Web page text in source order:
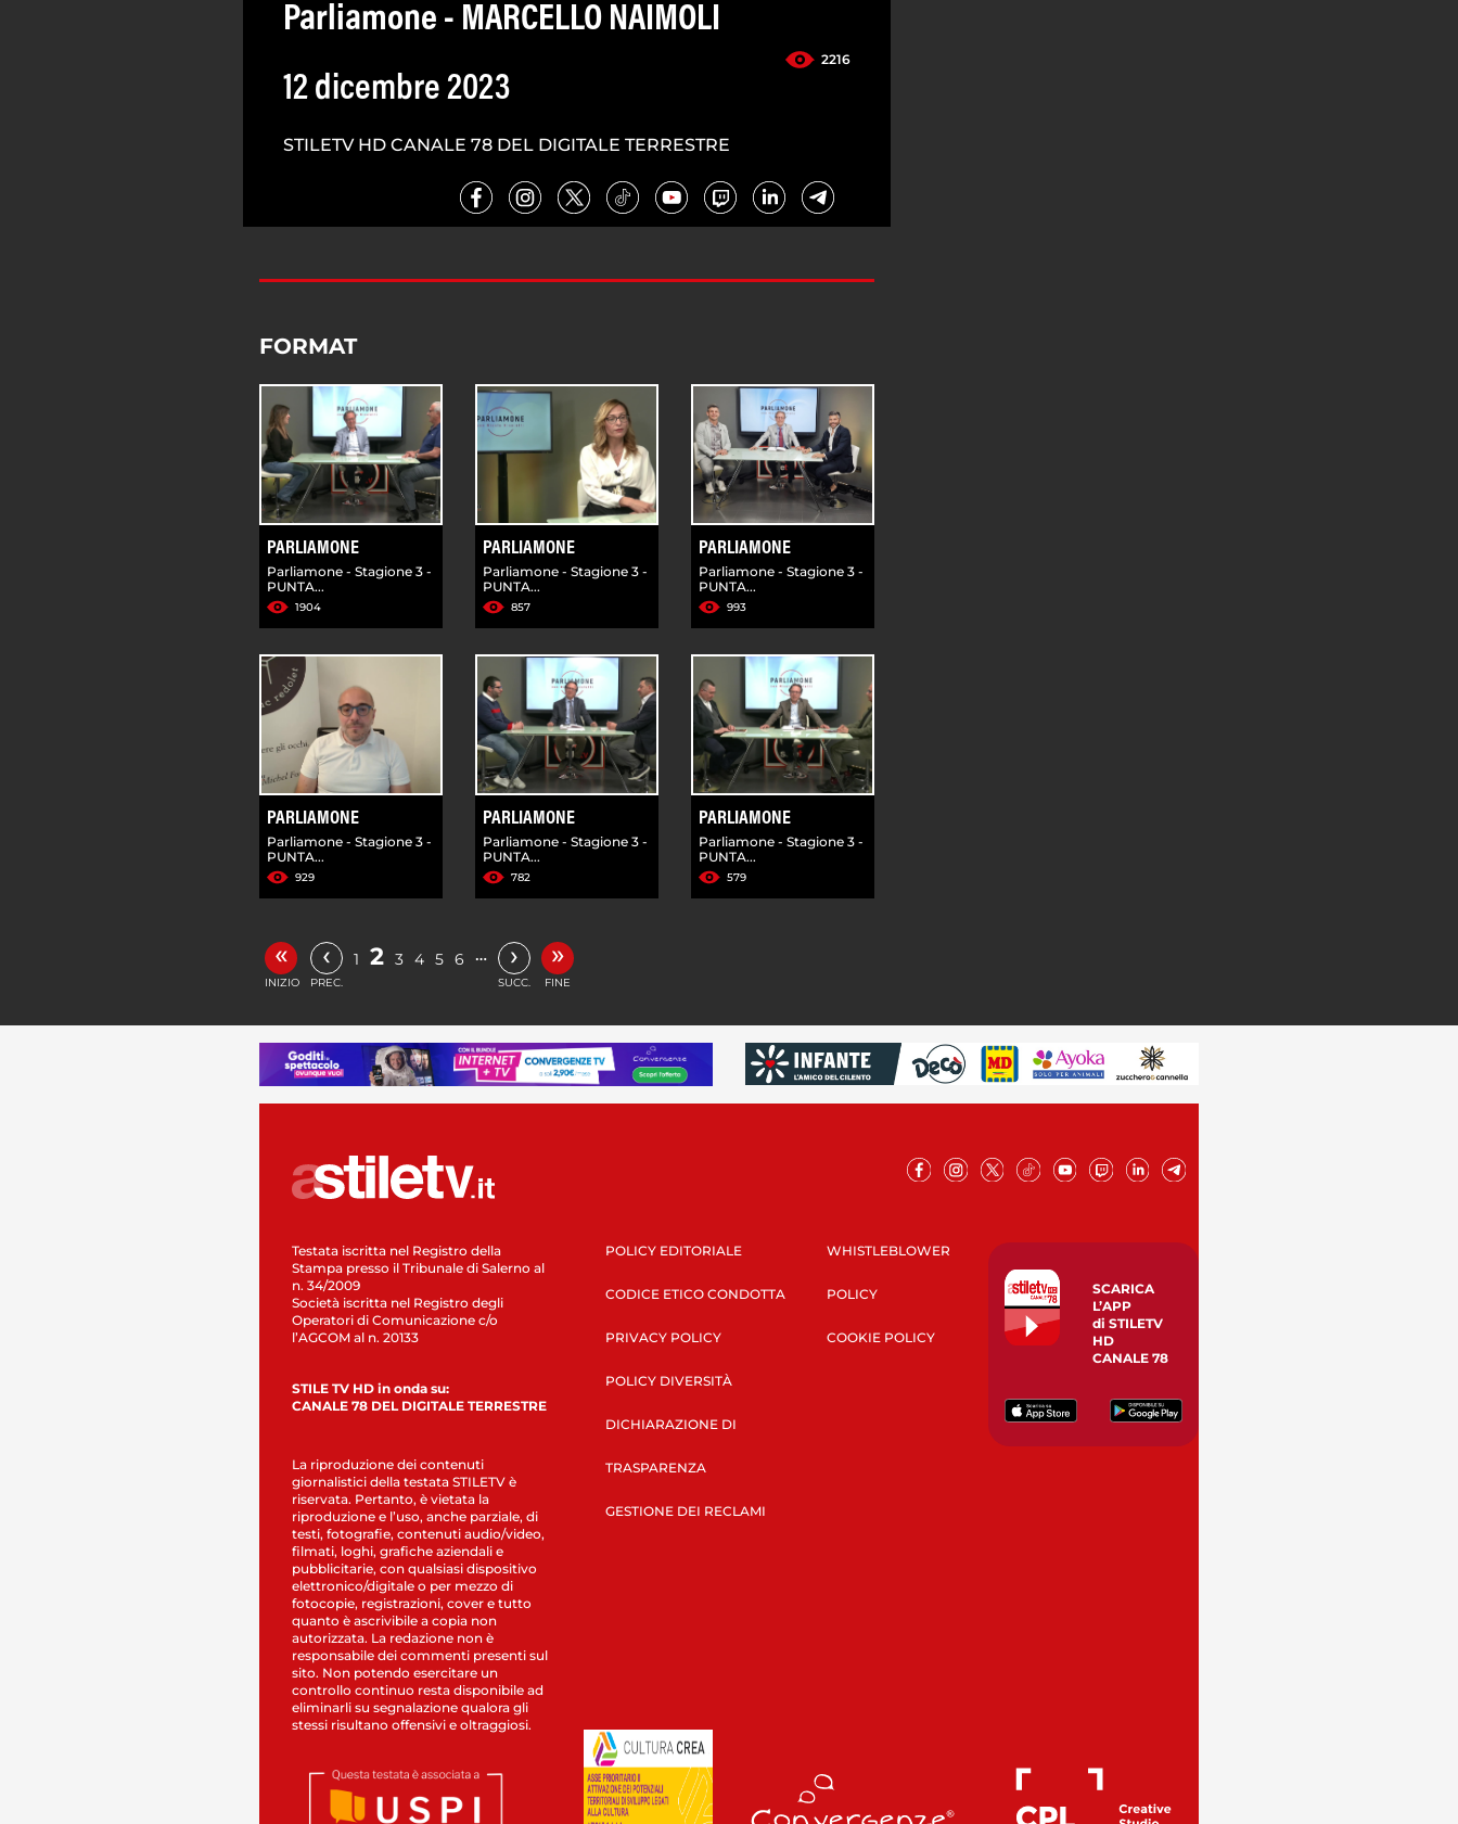
Parliamone - MARCELLO NAIMOLI
2216
12 dicembre 2023
STILETV HD CANALE 78 DEL DIGITALE TERRESTRE
FORMAT
PARLIAMONE
Parliamone - Stagione 3 -
PUNTA...
1904
PARLIAMONE
Parliamone - Stagione 3 -
PUNTA...
857
PARLIAMONE
Parliamone - Stagione 3 -
PUNTA...
993
PARLIAMONE
Parliamone - Stagione 3 -
PUNTA...
929
PARLIAMONE
Parliamone - Stagione 3 -
PUNTA...
782
PARLIAMONE
Parliamone - Stagione 3 -
PUNTA...
579
«
INIZIO
‹
PREC.
1 2 3 4 5 6 … ›
SUCC.
»
FINE
Testata iscritta nel Registro della
Stampa presso il Tribunale di Salerno al
n. 34/2009
Società iscritta nel Registro degli
Operatori di Comunicazione c/o
l’AGCOM al n. 20133
STILE TV HD in onda su:
CANALE 78 DEL DIGITALE TERRESTRE
La riproduzione dei contenuti
giornalistici della testata STILETV è
riservata. Pertanto, è vietata la
riproduzione e l’uso, anche parziale, di
testi, fotografie, contenuti audio/video,
filmati, loghi, grafiche aziendali e
pubblicitarie, con qualsiasi dispositivo
elettronico/digitale o per mezzo di
fotocopie, registrazioni, cover e tutto
quanto è ascrivibile a copia non
autorizzata. La redazione non è
responsabile dei commenti presenti sul
sito. Non potendo esercitare un
controllo continuo resta disponibile ad
eliminarli su segnalazione qualora gli
stessi risultano offensivi e oltraggiosi.
POLICY EDITORIALE
CODICE ETICO CONDOTTA
PRIVACY POLICY
POLICY DIVERSITÀ
DICHIARAZIONE DI
TRASPARENZA
GESTIONE DEI RECLAMI
WHISTLEBLOWER
POLICY
COOKIE POLICY
SCARICA
L’APP
di STILETV
HD
CANALE 78